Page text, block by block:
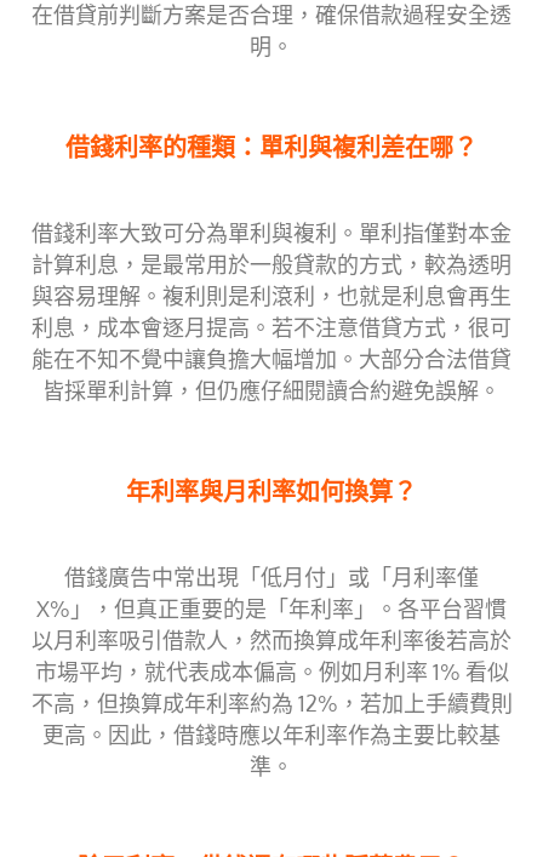
在借貸前判斷方案是否合理，確保借款過程安全透
明。
借錢利率的種類：單利與複利差在哪？
借錢利率大致可分為單利與複利。單利指僅對本金
計算利息，是最常用於一般貸款的方式，較為透明
與容易理解。複利則是利滾利，也就是利息會再生
利息，成本會逐月提高。若不注意借貸方式，很可
能在不知不覺中讓負擔大幅增加。大部分合法借貸
皆採單利計算，但仍應仔細閱讀合約避免誤解。
年利率與月利率如何換算？
借錢廣告中常出現「低月付」或「月利率僅
X%」，但真正重要的是「年利率」。各平台習慣
以月利率吸引借款人，然而換算成年利率後若高於
市場平均，就代表成本偏高。例如月利率 1% 看似
不高，但換算成年利率約為 12%，若加上手續費則
更高。因此，借錢時應以年利率作為主要比較基
準。